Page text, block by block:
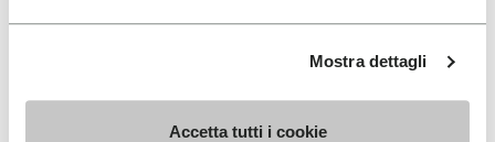
Mostra dettagli
Accetta tutti i cookie
Add to wishlist
Add